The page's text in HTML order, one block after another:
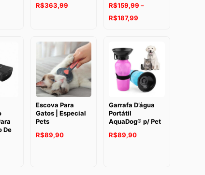
O
era:
R$453,99.
R$363,99O
é:
R$363,99.
R$159,99 –
R$187,99
R$159,99
através
R$187,99
De
Escova Para
Gatos | Especial
Pets
R$89,90
Garrafa D’água
Portátil
AquaDog® p/ Pet
R$89,90